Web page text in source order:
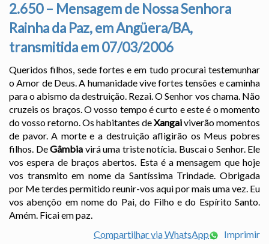
2.650 – Mensagem de Nossa Senhora
Rainha da Paz, em Angüera/BA,
transmitida em 07/03/2006
Queridos filhos, sede fortes e em tudo procurai testemunhar
o Amor de Deus. A humanidade vive fortes tensões e caminha
para o abismo da destruição. Rezai. O Senhor vos chama. Não
cruzeis os braços. O vosso tempo é curto e este é o momento
do vosso retorno. Os habitantes deXangaiviverão momentos
de pavor. A morte e a destruição afligirão os Meus pobres
filhos. DeGâmbia virá uma triste notícia. Buscai o Senhor. Ele
vos espera de braços abertos. Esta é a mensagem que hoje
vos transmito em nome da Santíssima Trindade. Obrigada
por Me terdes permitido reunir-vos aqui por mais uma vez. Eu
vos abençôo em nome do Pai, do Filho e do Espírito Santo.
Amém. Ficai em paz.
Compartilhar via WhatsApp
Imprimir